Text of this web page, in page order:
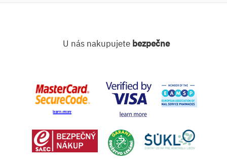
U nás nakupujete bezpečne